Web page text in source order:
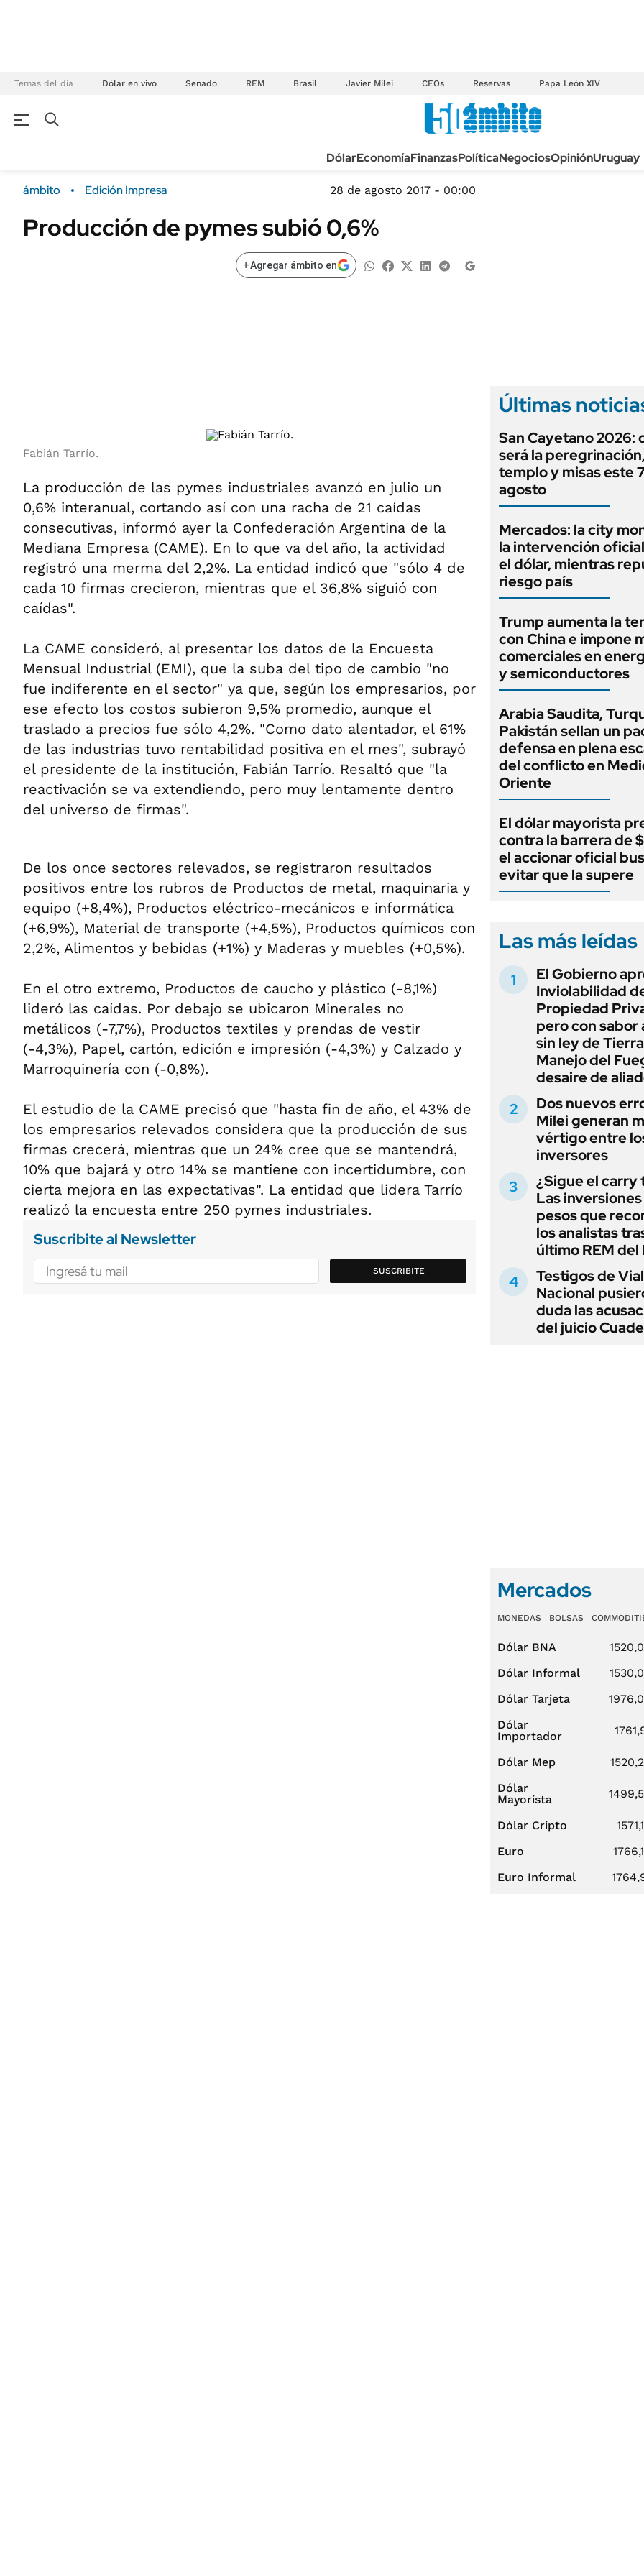
Temas del día Dólar en vivo Senado REM Brasil Javier Milei CEOs Reservas Papa León XIV
Campo Sustentabilidad
ENERGY REPORT
TECNOLOGÍA
MÉXICO
MUNDO
INFORMACIÓN GENERAL
DólarEconomíaFinanzasPolíticaNegociosOpiniónUruguay
ámbito Edición Impresa 28 de agosto 2017 - 00:00
Producción de pymes subió 0,6%
+Agregar ámbito en
Fabián Tarrío.
La producción de las pymes industriales avanzó en julio un
0,6% interanual, cortando así con una racha de 21 caídas
consecutivas, informó ayer la Confederación Argentina de la
Mediana Empresa (CAME). En lo que va del año, la actividad
registró una merma del 2,2%. La entidad indicó que "sólo 4 de
cada 10 firmas crecieron, mientras que el 36,8% siguió con
caídas".
La CAME consideró, al presentar los datos de la Encuesta
Mensual Industrial (EMI), que la suba del tipo de cambio "no
fue indiferente en el sector" ya que, según los empresarios, por
ese efecto los costos subieron 9,5% promedio, aunque el
traslado a precios fue sólo 4,2%. "Como dato alentador, el 61%
de las industrias tuvo rentabilidad positiva en el mes", subrayó
el presidente de la institución, Fabián Tarrío. Resaltó que "la
reactivación se va extendiendo, pero muy lentamente dentro
del universo de firmas".
De los once sectores relevados, se registraron resultados
positivos entre los rubros de Productos de metal, maquinaria y
equipo (+8,4%), Productos eléctrico-mecánicos e informática
(+6,9%), Material de transporte (+4,5%), Productos químicos con
2,2%, Alimentos y bebidas (+1%) y Maderas y muebles (+0,5%).
En el otro extremo, Productos de caucho y plástico (-8,1%)
lideró las caídas. Por debajo se ubicaron Minerales no
metálicos (-7,7%), Productos textiles y prendas de vestir
(-4,3%), Papel, cartón, edición e impresión (-4,3%) y Calzado y
Marroquinería con (-0,8%).
El estudio de la CAME precisó que "hasta fin de año, el 43% de
los empresarios relevados considera que la producción de sus
firmas crecerá, mientras que un 24% cree que se mantendrá,
10% que bajará y otro 14% se mantiene con incertidumbre, con
cierta mejora en las expectativas". La entidad que lidera Tarrío
realizó la encuesta entre 250 pymes industriales.
Suscribite al Newsletter
SUSCRIBITE
Últimas
San Cayetano 2026:
será la
templo y misas este
agosto
Mercados: la city
la intervención
el dólar, mientras
riesgo país
Trump aumenta la
con China e impone
comerciales en
y semiconductores
Arabia Saudita,
Pakistán sellan un
defensa en plena
del conflicto en
Oriente
El dólar mayorista
contra la barrera de
el accionar oficial
evitar que la supere
Las más leídas
El Gobierno
Inviolabilidad
Propiedad
pero con sabor
sin ley de
Manejo del
desaire de
Dos nuevos
Milei generan
vértigo entre
inversores
¿Sigue el carry
Las
pesos que
los analistas
último REM del
Testigos de
Nacional
duda las
del juicio
Mercados
MONEDAS BOLSAS
Dólar BNA
Dólar Informal
Dólar Tarjeta
Dólar
Importador
Dólar Mep
Dólar
Mayorista
Dólar Cripto
Euro
Euro Informal